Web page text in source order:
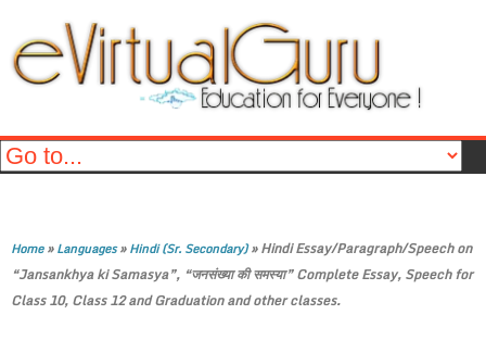
Home»Languages»Hindi (Sr. Secondary)»Hindi Essay/Paragraph/Speech on
“Jansankhya ki Samasya”, “जनसंख्या की समस्या” Complete Essay, Speech for
Class 10, Class 12 and Graduation and other classes.